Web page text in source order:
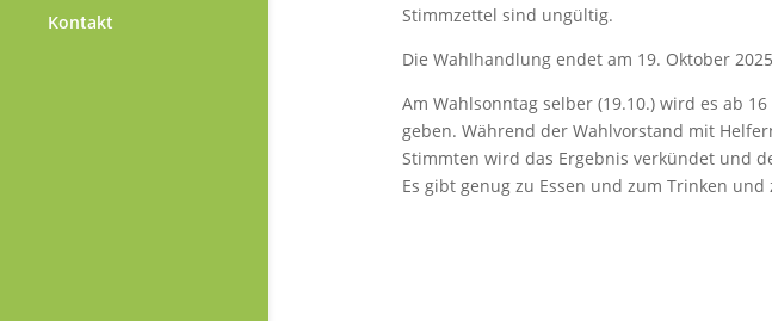
Kontakt
Stimmzettel sind ungültig.
Die Wahlhandlung endet am 19. Oktober
Am Wahlsonntag selber (19.10.) wird es ab
geben. Während der Wahlvorstand mit
Stimmten wird das Ergebnis verkündet und
Es gibt genug zu Essen und zum Trinken